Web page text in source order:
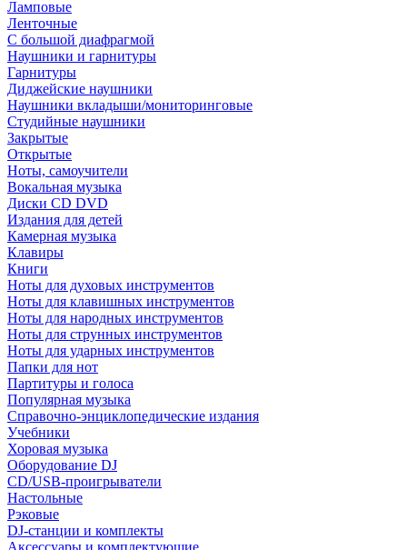
Ламповые
Ленточные
С большой диафрагмой
Наушники и гарнитуры
Гарнитуры
Диджейские наушники
Наушники вкладыши/мониторинговые
Студийные наушники
Закрытые
Открытые
Ноты, самоучители
Вокальная музыка
Диски CD DVD
Издания для детей
Камерная музыка
Клавиры
Книги
Ноты для духовых инструментов
Ноты для клавишных инструментов
Ноты для народных инструментов
Ноты для струнных инструментов
Ноты для ударных инструментов
Папки для нот
Партитуры и голоса
Популярная музыка
Справочно-энциклопедические издания
Учебники
Хоровая музыка
Оборудование DJ
CD/USB-проигрыватели
Настольные
Рэковые
DJ-станции и комплекты
Аксессуары и комплектующие